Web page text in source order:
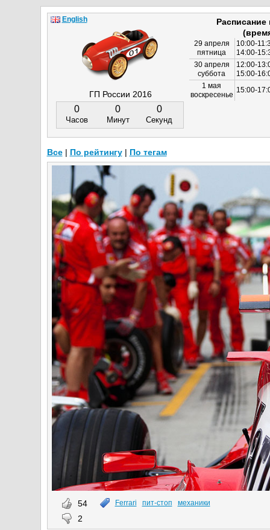
54
2
Ferrari пит-стоп механики
ГП России 2016
0
Часов
0
Минут
0
Секунд
29 апреля
пятница
10:00-
14:00-
30 апреля
суббота
12:00-
15:00-
1 мая
воскресенье
15:00-
English
Все| По рейтингу| По тегам